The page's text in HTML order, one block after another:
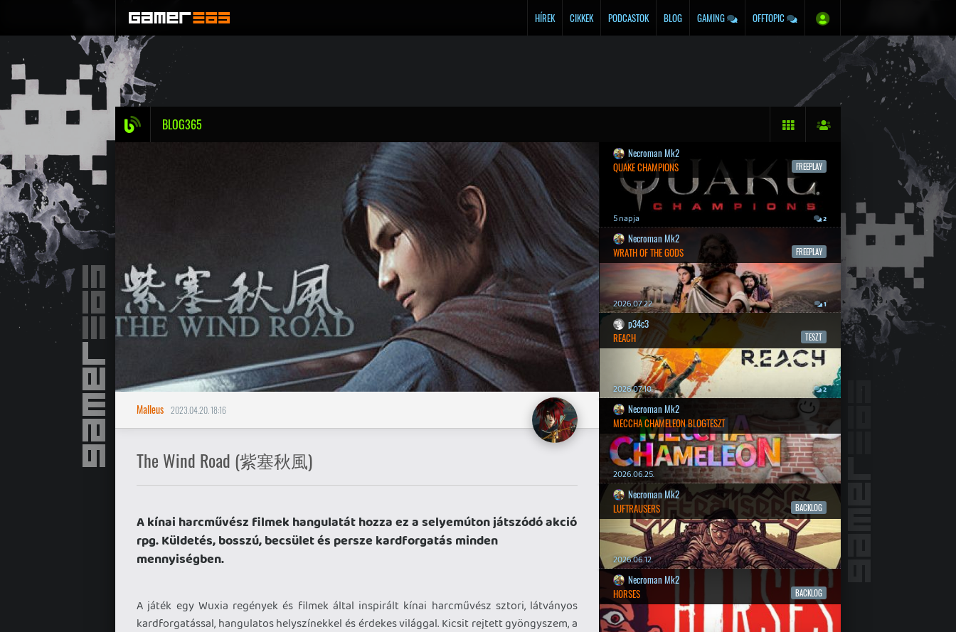
HÍREK CIKKEK PODCASTOK BLOG GAMING OFFTOPIC
BLOG365
Malleus 2023.04.20. 18:16
The Wind Road (紫塞秋風)
A kínai harcművész filmek hangulatát hozza ez a selyemúton játszódó akció
rpg. Küldetés, bosszú, becsület és persze kardforgatás minden
mennyiségben.
A játék egy Wuxia regények és filmek által inspirált kínai harcművész sztori, látványos
kardforgatással, hangulatos helyszínekkel és érdekes világgal. Kicsit rejtett gyöngyszem, a
Necroman Mk2
QUAKE CHAMPIONS
FREEPLAY
5 napja 2
Necroman Mk2
WRATH OF THE GODS
FREEPLAY
2026.07.22. 1
p34c3
REACH
TESZT
2026.07.10. 2
Necroman Mk2
MECCHA CHAMELEON BLOGTESZT
2026.06.25.
Necroman Mk2
LUFTRAUSERS
BACKLOG
2026.06.12.
Necroman Mk2
HORSES
BACKLOG